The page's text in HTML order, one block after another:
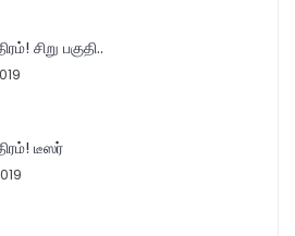
சிறு பகுதி..
டீஸர்